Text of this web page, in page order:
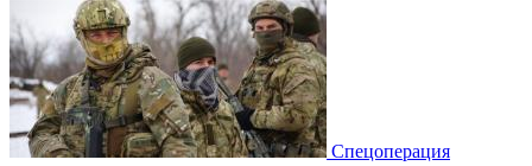
Спецоперация